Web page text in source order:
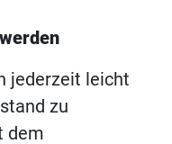
jederzeit leicht
zu
dem